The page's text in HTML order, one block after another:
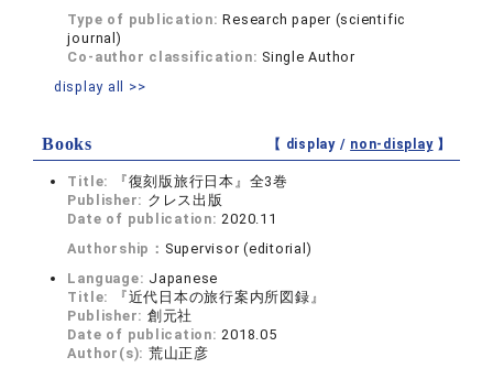
Type of publication:Research paper (scientific
journal)
Co-author classification: Single Author
display all >>
Books 【 display / non-display】
Title:
『復刻版旅行日本』全3巻
Publisher: クレス出版
Date of publication:2020.11
Authorship： Supervisor (editorial)
Language: Japanese
Title:
『近代日本の旅行案内所図録』
Publisher: 創元社
Date of publication:2018.05
Author(s): 荒山正彦